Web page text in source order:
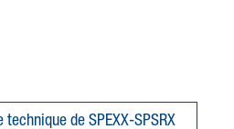
technique de SPEXX-SPSRX